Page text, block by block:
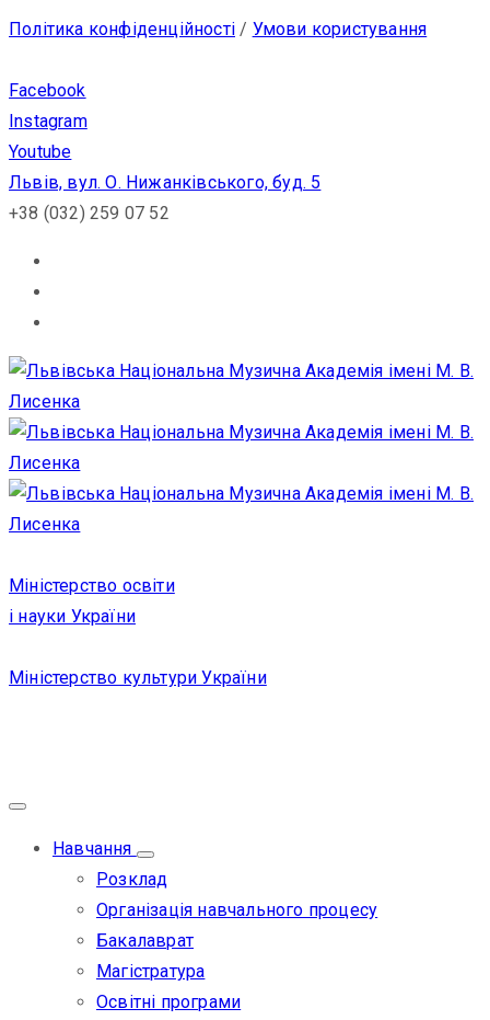
Політика конфіденційності / Умови користування
Facebook
Instagram
Youtube
Львів, вул. О. Нижанківського, буд. 5
+38 (032) 259 07 52
Міністерство освіти
і науки України
Міністерство культури України
Навчання
Розклад
Організація навчального процесу
Бакалаврат
Магістратура
Освітні програми